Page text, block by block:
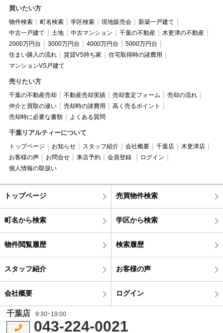
買いたい方
物件検索 町名検索 学区検索 現地販売会
新築一戸建て
中古一戸建て
土地 中古マンション 千葉の不動産
木更津の不動産
2000万円台
3000万円台 4000万円台
5000万円台
住まい購入の流れ
賃貸VS持ち家
住宅取得時の諸費用
マンションVS戸建て
売りたい方
千葉の不動産売却 不動産売却実績 売却査定フォーム
売却の流れ
仲介と買取の違い
売却時の諸費用
高く売るポイント
売却時に必要な書類
よくある質問
千葉リアルティーについて
トップページ お知らせ スタッフ紹介 会社概要 千葉店
木更津店
お客様の声
お問合せ 来店予約 会員登録
ログイン
個人情報の取扱い
トップページ 売買物件検索
町名から検索 学区から検索
物件閲覧履歴 検索履歴
スタッフ紹介 お客様の声
会社概要 ログイン
千葉店 9:30~19:00
043-224-0021